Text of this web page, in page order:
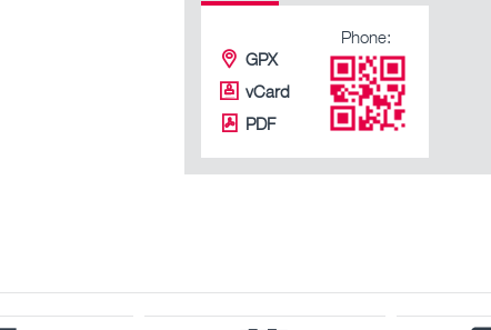
GPX
vCard
PDF
Phone: